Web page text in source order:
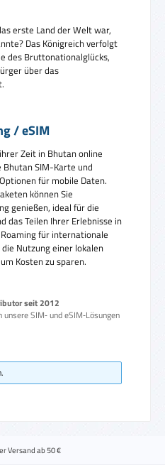
erste Land der Welt war,
Das Königreich verfolgt
des Bruttonationalglücks,
über das
/ eSIM
Zeit in Bhutan online
SIM-Karte und
für mobile Daten.
können Sie
genießen, ideal für die
das Teilen Ihrer Erlebnisse in
für internationale
Nutzung einer lokalen
Kosten zu sparen.
seit 2012
SIM‑ und eSIM‑Lösungen
Versand ab 50 €